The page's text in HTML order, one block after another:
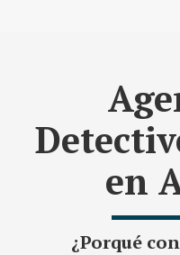
en
¿Porqué